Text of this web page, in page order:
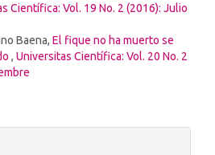
Científica: Vol. 19 No. 2 (2016): Julio
Baena, El fique no ha muerto se
, Universitas Científica: Vol. 20 No. 2